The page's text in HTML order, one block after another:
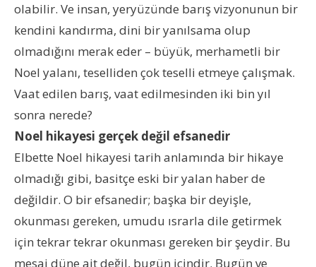
olabilir. Ve insan, yeryüzünde barış vizyonunun bir
kendini kandırma, dini bir yanılsama olup
olmadığını merak eder – büyük, merhametli bir
Noel yalanı, teselliden çok teselli etmeye çalışmak.
Vaat edilen barış, vaat edilmesinden iki bin yıl
sonra nerede?
Noel hikayesi gerçek değil efsanedir
Elbette Noel hikayesi tarih anlamında bir hikaye
olmadığı gibi, basitçe eski bir yalan haber de
değildir. O bir efsanedir; başka bir deyişle,
okunması gereken, umudu ısrarla dile getirmek
için tekrar tekrar okunması gereken bir şeydir. Bu
mesaj düne ait değil, bugün içindir. Bugün ve